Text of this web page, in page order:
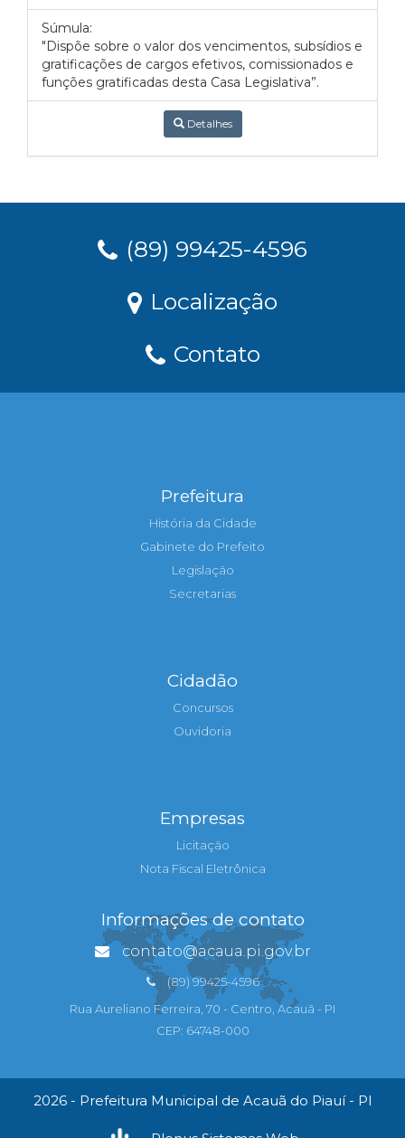
Súmula:
"Dispõe sobre o valor dos vencimentos, subsídios e
gratificações de cargos efetivos, comissionados e
funções gratificadas desta Casa Legislativa”.
Detalhes
(89) 99425-4596
Localização
Contato
Prefeitura
História da Cidade
Gabinete do Prefeito
Legislação
Secretarias
Cidadão
Concursos
Ouvidoria
Empresas
Licitação
Nota Fiscal Eletrônica
Informações de contato
contato@acaua.pi.gov.br
(89) 99425-4596
Rua Aureliano Ferreira, 70 - Centro, Acauã - PI
CEP: 64748-000
2026 - Prefeitura Municipal de Acauã do Piauí - PI